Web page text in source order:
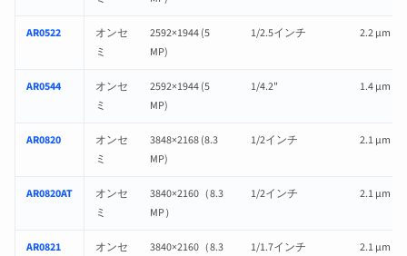
AR0522
オンセ
ミ
2592×1944 (5
MP)
1/2.5インチ 2.2 µm
AR0544
オンセ
ミ
2592×1944 (5
MP)
1/4.2" 1.4 µm
AR0820
オンセ
ミ
3848×2168 (8.3
MP)
1/2インチ 2.1 µm
AR0820AT
オンセ
ミ
3840×2160（8.3
MP）
1/2インチ 2.1 µm
AR0821
オンセ
3840×2160（8.3
1/1.7インチ 2.1 µm